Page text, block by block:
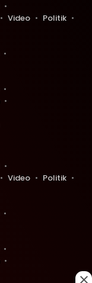
Video
Politik
Video
Politik